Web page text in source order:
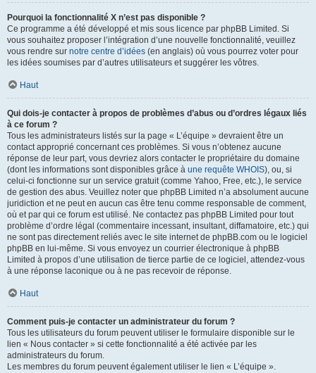
Pourquoi la fonctionnalité X n’est pas disponible ?
Ce programme a été développé et mis sous licence par phpBB Limited. Si
vous souhaitez proposer l’intégration d’une nouvelle fonctionnalité, veuillez
vous rendre sur notre centre d’idées (en anglais) où vous pourrez voter pour
les idées soumises par d’autres utilisateurs et suggérer les vôtres.
Haut
Qui dois-je contacter à propos de problèmes d’abus ou d’ordres légaux liés
à ce forum ?
Tous les administrateurs listés sur la page « L’équipe » devraient être un
contact approprié concernant ces problèmes. Si vous n’obtenez aucune
réponse de leur part, vous devriez alors contacter le propriétaire du domaine
(dont les informations sont disponibles grâce à une requête WHOIS), ou, si
celui-ci fonctionne sur un service gratuit (comme Yahoo, Free, etc.), le service
de gestion des abus. Veuillez noter que phpBB Limited n’a absolument aucune
juridiction et ne peut en aucun cas être tenu comme responsable de comment,
où et par qui ce forum est utilisé. Ne contactez pas phpBB Limited pour tout
problème d’ordre légal (commentaire incessant, insultant, diffamatoire, etc.) qui
ne sont pas directement reliés avec le site internet de phpBB.com ou le logiciel
phpBB en lui-même. Si vous envoyez un courrier électronique à phpBB
Limited à propos d’une utilisation de tierce partie de ce logiciel, attendez-vous
à une réponse laconique ou à ne pas recevoir de réponse.
Haut
Comment puis-je contacter un administrateur du forum ?
Tous les utilisateurs du forum peuvent utiliser le formulaire disponible sur le
lien « Nous contacter » si cette fonctionnalité a été activée par les
administrateurs du forum.
Les membres du forum peuvent également utiliser le lien « L’équipe ».